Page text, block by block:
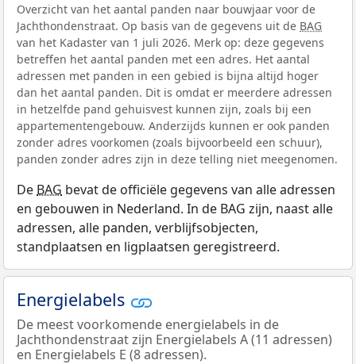
Overzicht van het aantal panden naar bouwjaar voor de
Jachthondenstraat. Op basis van de gegevens uit de BAG
van het Kadaster van 1 juli 2026. Merk op: deze gegevens
betreffen het aantal panden met een adres. Het aantal
adressen met panden in een gebied is bijna altijd hoger
dan het aantal panden. Dit is omdat er meerdere adressen
in hetzelfde pand gehuisvest kunnen zijn, zoals bij een
appartementengebouw. Anderzijds kunnen er ook panden
zonder adres voorkomen (zoals bijvoorbeeld een schuur),
panden zonder adres zijn in deze telling niet meegenomen.
De BAG bevat de officiële gegevens van alle adressen
en gebouwen in Nederland. In de BAG zijn, naast alle
adressen, alle panden, verblijfsobjecten,
standplaatsen en ligplaatsen geregistreerd.
Energielabels
De meest voorkomende energielabels in de
Jachthondenstraat zijn Energielabels A (11 adressen)
en Energielabels E (8 adressen).